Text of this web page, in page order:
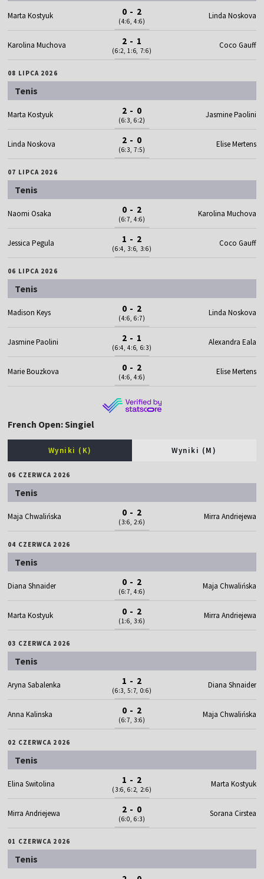
Marta Kostyuk 0 - 2
(4:6, 4:6)
Linda Noskova
Karolina Muchova 2 - 1
(6:2, 1:6, 7:6)
Coco Gauff
08 LIPCA 2026
Tenis
Marta Kostyuk 2 - 0
(6:3, 6:2)
Jasmine Paolini
Linda Noskova 2 - 0
(6:3, 7:5)
Elise Mertens
07 LIPCA 2026
Tenis
Naomi Osaka 0 - 2
(6:7, 4:6)
Karolina Muchova
Jessica Pegula 1 - 2
(6:4, 3:6, 3:6)
Coco Gauff
06 LIPCA 2026
Tenis
Madison Keys 0 - 2
(4:6, 6:7)
Linda Noskova
Jasmine Paolini 2 - 1
(6:4, 4:6, 6:3)
Alexandra Eala
Marie Bouzkova 0 - 2
(4:6, 4:6)
Elise Mertens
French Open: Singiel
Wyniki (K) Wyniki (M)
06 CZERWCA 2026
Tenis
Maja Chwalińska 0 - 2
(3:6, 2:6)
Mirra Andriejewa
04 CZERWCA 2026
Tenis
Diana Shnaider 0 - 2
(6:7, 4:6)
Maja Chwalińska
Marta Kostyuk 0 - 2
(1:6, 3:6)
Mirra Andriejewa
03 CZERWCA 2026
Tenis
Aryna Sabalenka 1 - 2
(6:3, 5:7, 0:6)
Diana Shnaider
Anna Kalinska 0 - 2
(6:7, 3:6)
Maja Chwalińska
02 CZERWCA 2026
Tenis
Elina Switolina 1 - 2
(3:6, 6:2, 2:6)
Marta Kostyuk
Mirra Andriejewa 2 - 0
(6:0, 6:3)
Sorana Cirstea
01 CZERWCA 2026
Tenis